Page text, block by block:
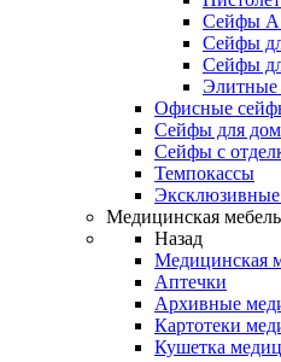
Сейфы
Сейфы
Сейфы
Элитные
Офисные
Сейфы для
Сейфы с
Темпокассы
Медицинская
Назад
Медицинская
Аптечки
Архивные
Картотеки
Кушетка